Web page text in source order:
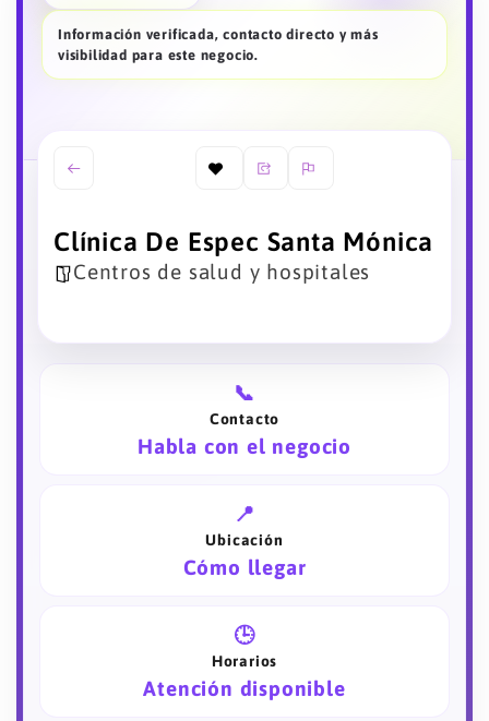
Información verificada, contacto directo y más
visibilidad para este negocio.
Clínica De Espec Santa Mónica
Centros de salud y hospitales
📞
Contacto
Habla con el negocio
📍
Ubicación
Cómo llegar
🕒
Horarios
Atención disponible